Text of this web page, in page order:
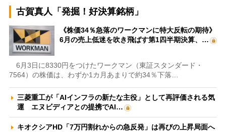
古賀真人「発掘！好決算銘柄」
《株価34％急落のワークマンに特大反転の期待》
6月の売上低迷を吹き飛ばす第1四半期決算、…
6月3日に8330円をつけたワークマン（東証スタンダード・
7564）の株価は、わずか1カ月あまりで約34％下落…
三菱重工が「AIインフラの新たな主役」として再評価される気
運 エヌビディアとの提携でAI…
キオクシアHD「7万円割れからの急反発」は再びの上昇局面へ